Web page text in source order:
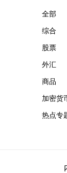
全部
综合
股票
外汇
商品
加密货
热点专